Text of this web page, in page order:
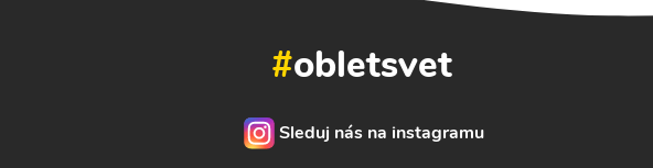
#obletsvet
Sleduj nás na instagramu